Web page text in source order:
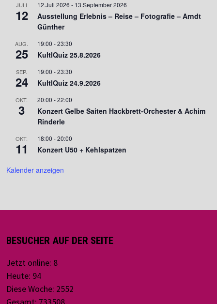
JULI
12
12.Juli 2026 - 13.September 2026
Ausstellung Erlebnis – Reise – Fotografie – Arndt
Günther
AUG.
25
19:00 -23:30
KultIQuiz 25.8.2026
SEP.
24
19:00 -23:30
KultIQuiz 24.9.2026
OKT.
3
20:00 -22:00
Konzert Gelbe Saiten Hackbrett-Orchester & Achim
Rinderle
OKT.
11
18:00 -20:00
Konzert U50 + Kehlspatzen
Kalender anzeigen
BESUCHER AUF DER SEITE
Jetzt online: 8
Heute: 94
Diese Woche: 2552